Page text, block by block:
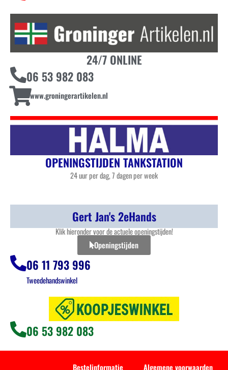
24/7 ONLINE
06 53 982 083
www.groningerartikelen.nl
OPENINGSTIJDEN TANKSTATION
24 uur per dag, 7 dagen per week
Gert Jan's 2eHands
Klik hieronder voor de actuele openingstijden!
Openingstijden
06 11 793 996
Tweedehandswinkel
06 53 982 083
Bestelinformatie Algemene voorwaarden